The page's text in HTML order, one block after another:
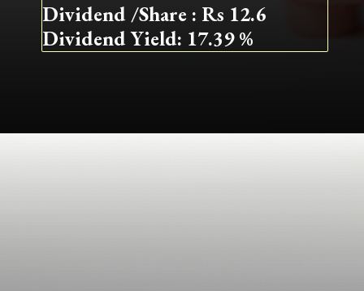
Dividend /Share : Rs 12.6
Dividend Yield: 17.39 %